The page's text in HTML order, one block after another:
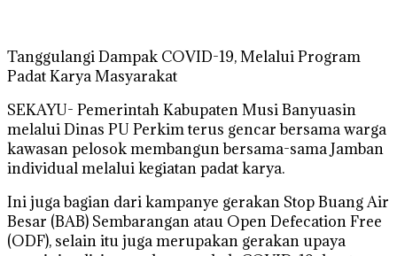
Tanggulangi Dampak COVID-19, Melalui Program
Padat Karya Masyarakat
SEKAYU- Pemerintah Kabupaten Musi Banyuasin
melalui Dinas PU Perkim terus gencar bersama warga
kawasan pelosok membangun bersama-sama Jamban
individual melalui kegiatan padat karya.
Ini juga bagian dari kampanye gerakan Stop Buang Air
Besar (BAB) Sembarangan atau Open Defecation Free
(ODF), selain itu juga merupakan gerakan upaya